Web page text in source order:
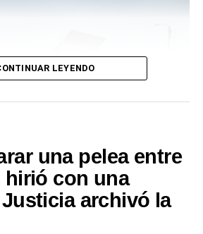
y Desarrollo Social se brindó
LEYENDO
una pelea entre
hirió con una
archivó la